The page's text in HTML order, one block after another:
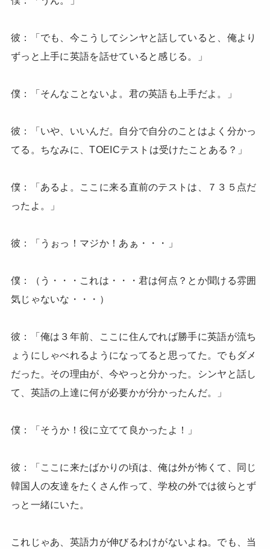
彼：「でも、今こうしてシンヤと話していると、俺より
ずっと上手に英語を話せていると感じる。」
僕：「そんなことないよ。君の英語も上手だよ。」
彼：「いや、いいんだ。自分で自分のことはよく分かっ
てる。ちなみに、TOEICテストは受けたことある？」
僕：「あるよ。ここに来る直前のテストは、７３５点だ
ったよ。」
彼：「うぉっ！マジか！あぁ・・・」
僕：（う・・・これは・・・君は何点？とか聞ける雰囲
気じゃないな・・・）
彼：「俺は３年前、ここに住んでれば勝手に英語が流ち
ょうにしゃべれるようになってると思ってた。でもダメ
だった。その理由が、今やっと分かった。シンヤと話し
て、英語の上達に何が必要かが分かったんだ。」
僕：「そうか！役に立てて良かったよ！」
彼：「ここに来たばかりの頃は、俺は外が怖くて、同じ
韓国人の友達をたくさん作って、学校の外では彼らとず
っと一緒にいた。
これじゃあ、英語力が伸びるわけがないよね。でも、当